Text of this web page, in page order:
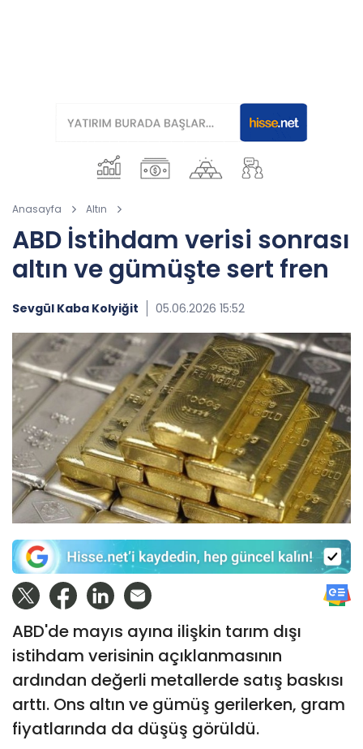
Anasayfa Altın
ABD İstihdam verisi sonrası
altın ve gümüşte sert fren
Sevgül Kaba Kolyiğit 05.06.2026 15:52
ABD'de mayıs ayına ilişkin tarım dışı
istihdam verisinin açıklanmasının
ardından değerli metallerde satış baskısı
arttı. Ons altın ve gümüş gerilerken, gram
fiyatlarında da düşüş görüldü.